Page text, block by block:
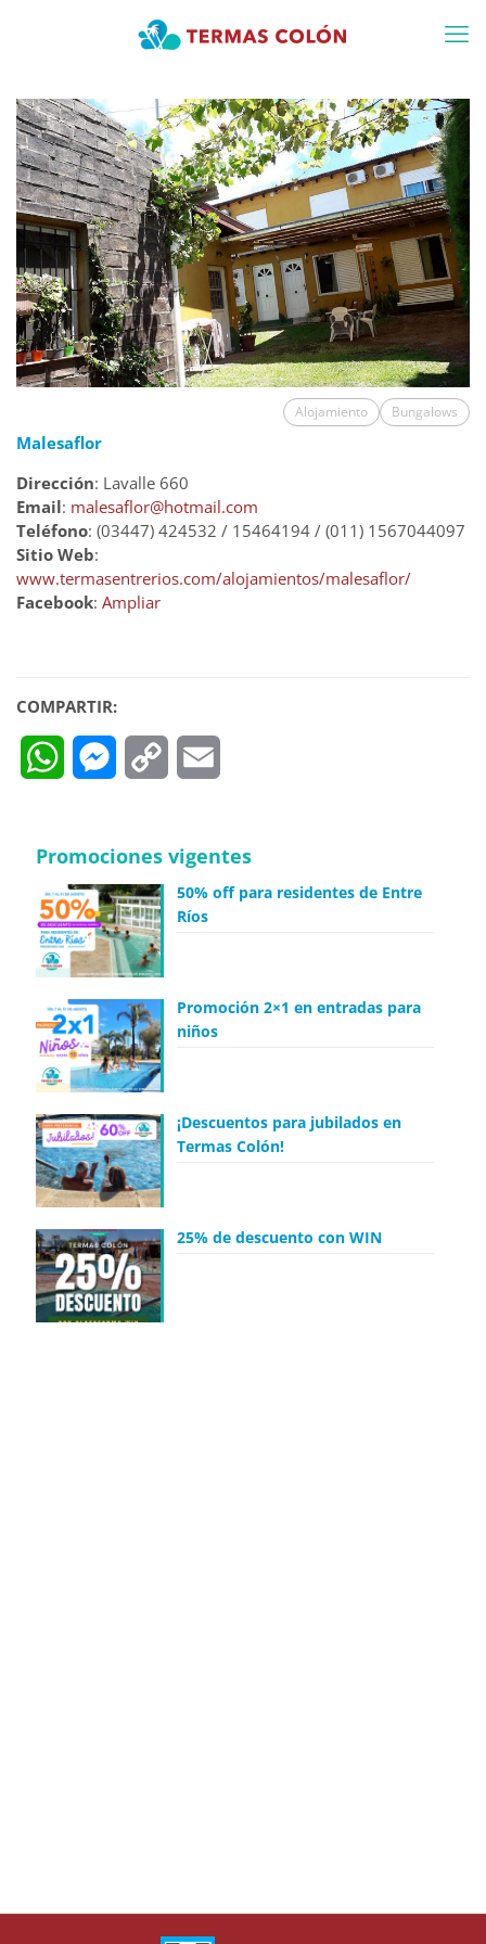
Alojamiento Bungalows
Malesaflor
Dirección: Lavalle 660
Email: malesaflor@hotmail.com
Teléfono: (03447) 424532 / 15464194 / (011) 1567044097
Sitio Web:
www.termasentrerios.com/alojamientos/malesaflor/
Facebook: Ampliar
COMPARTIR:
WhatsAppMessenger
Copy
Promociones vigentes
50% off para residentes de Entre
Ríos
Promoción 2×1 en entradas para
niños
¡Descuentos para jubilados en
Termas Colón!
25% de descuento con WIN